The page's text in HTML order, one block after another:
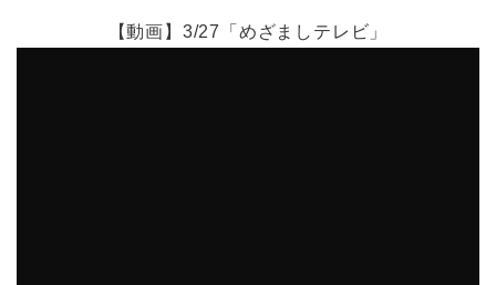
【動画】3/27「めざましテレビ」